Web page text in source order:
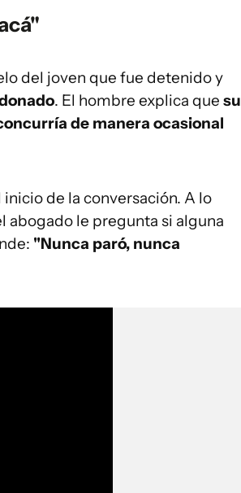
del joven que fue detenido y
. El hombre explica que su
de manera ocasional
inicio de la conversación. A lo
abogado le pregunta si alguna
"Nunca paró, nunca